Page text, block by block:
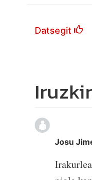
Datsegit
Josu